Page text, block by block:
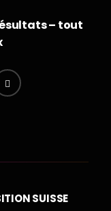
– tout
SUISSE